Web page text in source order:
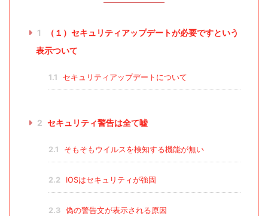
1
（１）セキュリティアップデートが必要ですという
表示ついて
1.1 セキュリティアップデートについて
2 セキュリティ警告は全て嘘
2.1 そもそもウイルスを検知する機能が無い
2.2 IOSはセキュリティが強固
2.3 偽の警告文が表示される原因